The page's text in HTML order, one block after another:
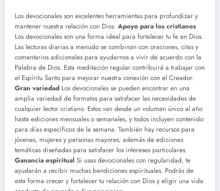
Los devocionales son excelentes herramientas para profundizar y
mantener nuestra relación con Dios. Apoyo para los cristianos
Los devocionales son una forma ideal para fortalecer tu fe en Dios.
Las lecturas diarias a menudo se combinan con oraciones, citas y
comentarios adicionales para ayudarnos a vivir de acuerdo con la
Palabra de Dios. Esta meditación regular contribuirá a trabajar con
el Espíritu Santo para mejorar nuestra conexión con el Creador.
Gran variedad Los devocionales se pueden encontrar en una
amplia variedad de formatos para satisfacer las necesidades de
cualquier lector cristiano. Estos van desde un volumen único al año
hasta ediciones mensuales o semanales, y todos incluyen contenido
para días específicos de la semana. También hay recursos para
jóvenes, mujeres y personas mayores, además de ediciones
temáticas diseñadas para satisfacer los intereses particulares.
Ganancia espiritual Si usas devocionales con regularidad, te
ayudarán a recibir muchas bendiciones espirituales. Podrás de
esta forma crecer y fortalecer tu relación con Dios y eligir una vida